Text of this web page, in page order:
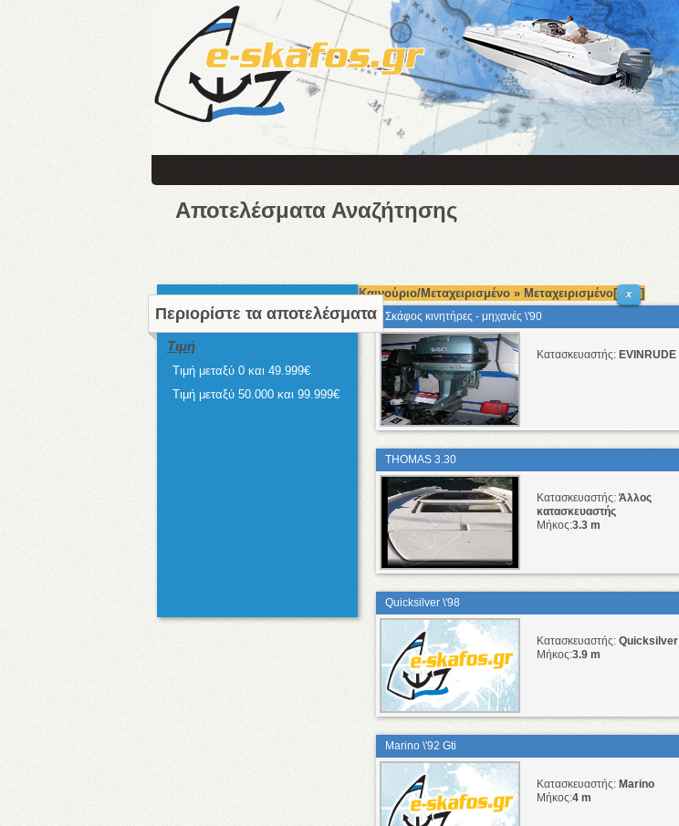
Αποτελέσματα Αναζήτησης
Περιορίστε τα αποτελέσματα
Τιμή
Τιμή μεταξύ 0 και 49.999€
Τιμή μεταξύ 50.000 και 99.999€
Καινούριο/Μεταχειρισμένο » Μεταχειρισμένο[ x ]
Σκάφος κινητήρες - μηχανές \'90
Κατασκευαστής: EVINRUDE
THOMAS 3.30
Κατασκευαστής: Άλλος
κατασκευαστής
Μήκος:3.3 m
Quicksilver \'98
Κατασκευαστής: Quicksilver
Μήκος:3.9 m
Marino \'92 Gti
Κατασκευαστής: Marino
Μήκος:4 m